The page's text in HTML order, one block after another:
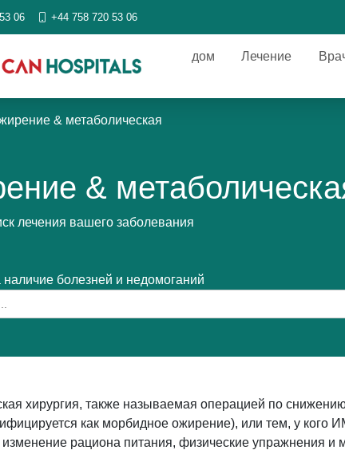
06 +44 758 720 53 06
дом Лечение
& метаболическая
&
лечения вашего заболевания
болезней и недомоганий
хирургия, также называемая операцией по
как морбидное ожирение), или тем, у кого
изменение рациона питания, физические упражнения